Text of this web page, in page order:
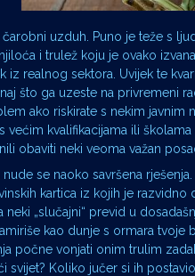
uzduh. Puno je teže s
i trulež koju je ovako
realnog sektora. Uvijek te
što ga uzeste na privremeni
ako riskirate s nekim
kvalifikacijama ili
obaviti neki veoma važan
se naoko savršena
kartica iz kojih je
„slučajni“ previd u
kao dunje s ormara tvoje
počne vonjati onim trulim
Koliko jučer si ih